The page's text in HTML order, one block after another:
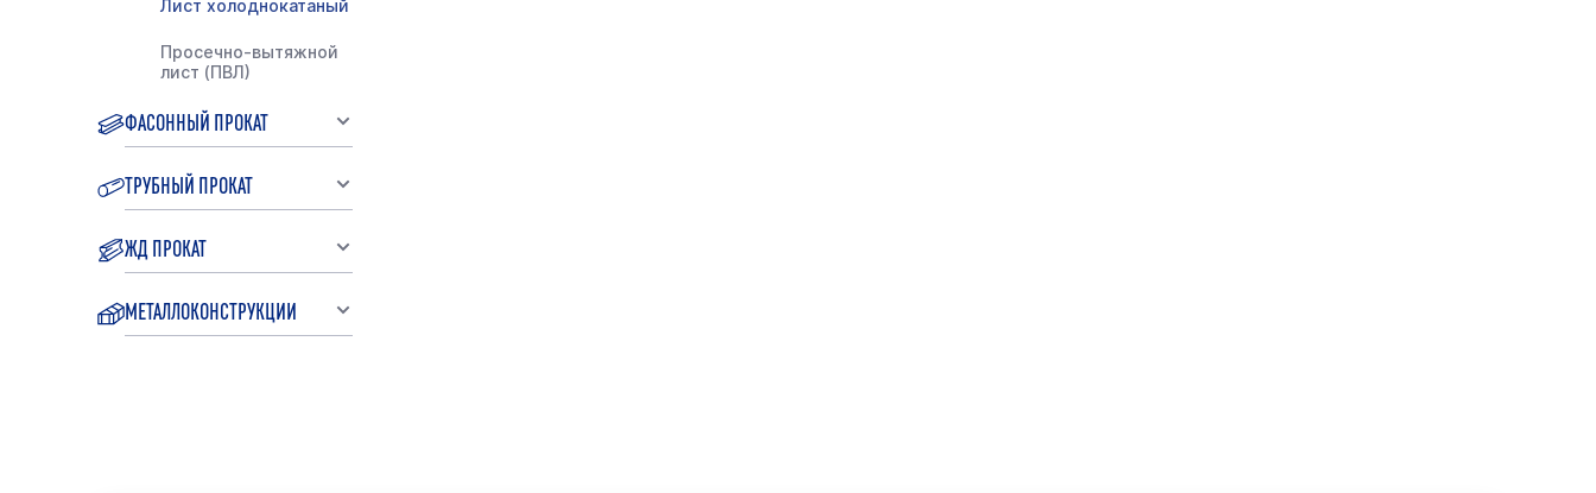
Лист холоднокатаный
Просечно-вытяжной
лист (ПВЛ)
ФАСОННЫЙ ПРОКАТ
ТРУБНЫЙ ПРОКАТ
ЖД ПРОКАТ
МЕТАЛЛОКОНСТРУКЦИИ